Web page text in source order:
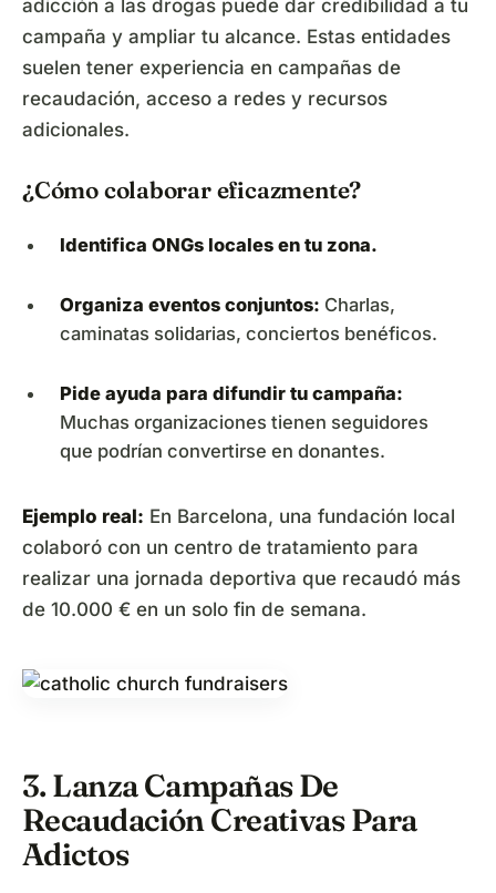
adicción a las drogas puede dar credibilidad a tu
campaña y ampliar tu alcance. Estas entidades
suelen tener experiencia en campañas de
recaudación, acceso a redes y recursos
adicionales.
¿Cómo colaborar eficazmente?
Identifica ONGs locales en tu zona.
Organiza eventos conjuntos: Charlas,
caminatas solidarias, conciertos benéficos.
Pide ayuda para difundir tu campaña:
Muchas organizaciones tienen seguidores
que podrían convertirse en donantes.
Ejemplo real: En Barcelona, una fundación local
colaboró con un centro de tratamiento para
realizar una jornada deportiva que recaudó más
de 10.000 € en un solo fin de semana.
3. Lanza Campañas De
Recaudación Creativas Para
Adictos